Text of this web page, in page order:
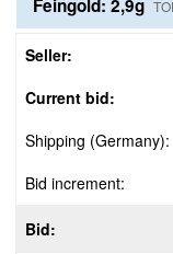
Feingold: 2,9g
Seller:
Current bid:
Shipping (Germany):
Bid increment:
Bid: